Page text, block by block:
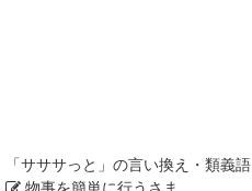
「サササっと 」の言い換え・類義語